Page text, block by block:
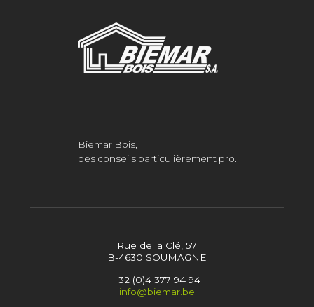
Biemar Bois,
des conseils particulièrement pro.
Rue de la Clé, 57
B-4630 SOUMAGNE
+32 (0)4 377 94 94
info@biemar.be